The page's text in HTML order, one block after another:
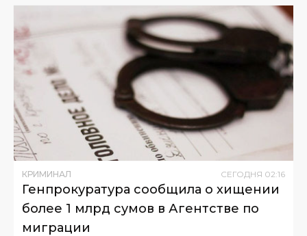
КРИМИНАЛ СЕГОДНЯ 02:16
Генпрокуратура сообщила о хищении
более 1 млрд сумов в Агентстве по
миграции